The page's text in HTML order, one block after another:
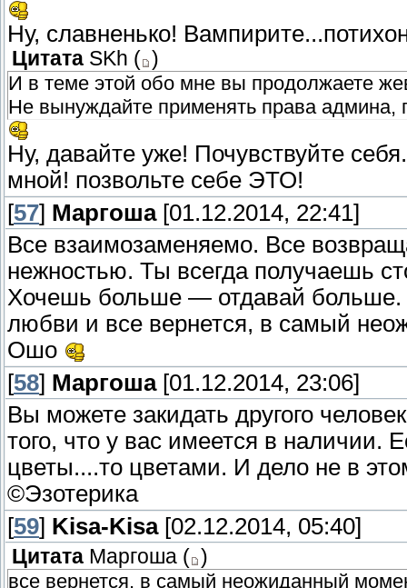
Ну, славненько!
Цитата SKh ( )
И в теме этой обо мне вы продолжаете
Не вынуждайте применять права админа,
Ну, давайте уже! Почувствуйте
мной! позвольте себе ЭТО!
[57] Маргоша[01.12.2014, 22:41]
Все взаимозаменяемо. Все
нежностью. Ты всегда получаешь
Хочешь больше — отдавай
любви и все вернется, в самый
Ошо
[58] Маргоша[01.12.2014, 23:06]
Вы можете закидать другого
того, что у вас имеется в
цветы....то цветами. И дело не в
©Эзотерика
[59] Kisa-Kisa[02.12.2014, 05:40]
Цитата Маргоша ( )
все вернется, в самый неожиданный